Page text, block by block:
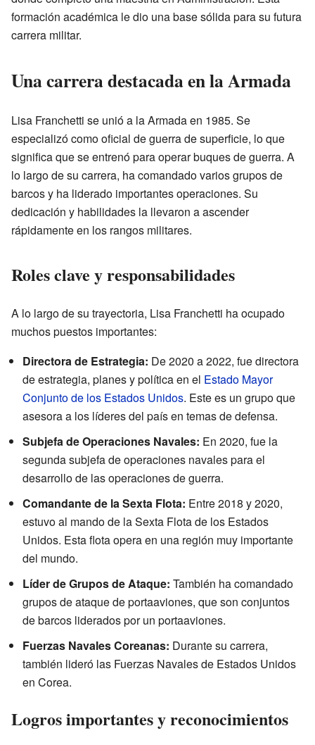
formación académica le dio una base sólida para su futura
carrera militar.
Una carrera destacada en la Armada
Lisa Franchetti se unió a la Armada en 1985. Se
especializó como oficial de guerra de superficie, lo que
significa que se entrenó para operar buques de guerra. A
lo largo de su carrera, ha comandado varios grupos de
barcos y ha liderado importantes operaciones. Su
dedicación y habilidades la llevaron a ascender
rápidamente en los rangos militares.
Roles clave y responsabilidades
A lo largo de su trayectoria, Lisa Franchetti ha ocupado
muchos puestos importantes:
Directora de Estrategia: De 2020 a 2022, fue directora
de estrategia, planes y política en el Estado Mayor
Conjunto de los Estados Unidos. Este es un grupo que
asesora a los líderes del país en temas de defensa.
Subjefa de Operaciones Navales: En 2020, fue la
segunda subjefa de operaciones navales para el
desarrollo de las operaciones de guerra.
Comandante de la Sexta Flota: Entre 2018 y 2020,
estuvo al mando de la Sexta Flota de los Estados
Unidos. Esta flota opera en una región muy importante
del mundo.
Líder de Grupos de Ataque: También ha comandado
grupos de ataque de portaaviones, que son conjuntos
de barcos liderados por un portaaviones.
Fuerzas Navales Coreanas: Durante su carrera,
también lideró las Fuerzas Navales de Estados Unidos
en Corea.
Logros importantes y reconocimientos